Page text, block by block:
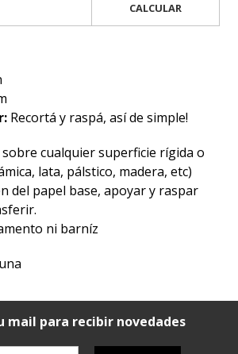
CALCULAR
Recortá y raspá, así de simple!
cualquier superficie rígida o
lata, pálstico, madera, etc)
del papel base, apoyar y raspar
ni barníz
mail para recibir novedades